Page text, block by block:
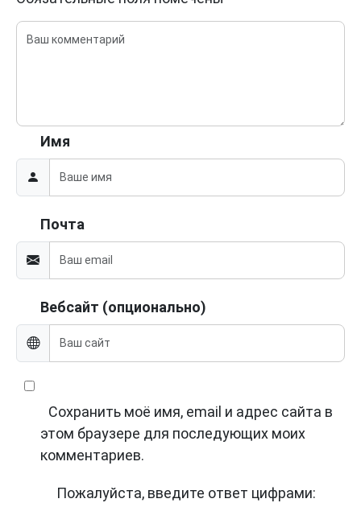
Имя
Почта
Вебсайт (опционально)
Сохранить моё имя, email и адрес сайта в
этом браузере для последующих моих
комментариев.
Пожалуйста, введите ответ цифрами: